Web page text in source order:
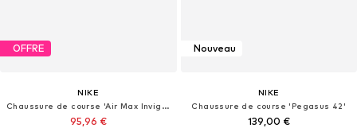
OFFRE
NIKE
Chaussure de course 'Air Max Invigor'
95,96 €
Nouveau
NIKE
Chaussure de course 'Pegasus 42'
139,00 €